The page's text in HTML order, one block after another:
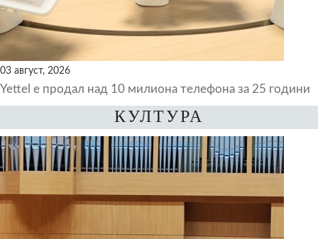
03 август, 2026
Yettel е продал над 10 милиона телефона за 25 години
КУЛТУРА